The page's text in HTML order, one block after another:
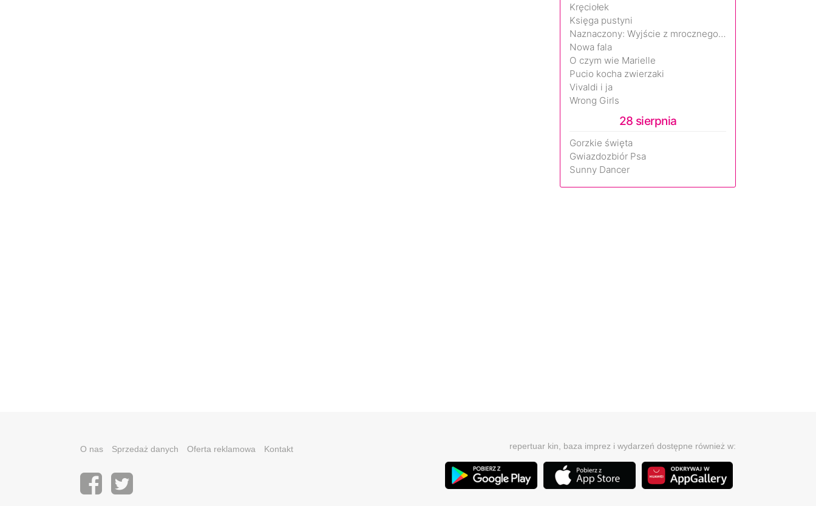
Kręciołek
Księga pustyni
Naznaczony: Wyjście z mrocznego wymiaru
Nowa fala
O czym wie Marielle
Pucio kocha zwierzaki
Vivaldi i ja
Wrong Girls
28 sierpnia
Gorzkie święta
Gwiazdozbiór Psa
Sunny Dancer
O nas Sprzedaż danych Oferta reklamowa Kontakt repertuar kin, baza imprez i wydarzeń dostępne również w: